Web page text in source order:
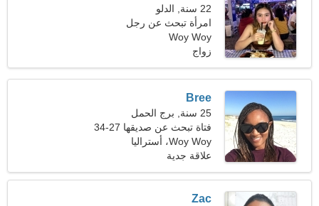
22 سنة, الدلو
امرأة تبحث عن رجل
Woy Woy
زواج
Bree
25 سنة, برج الحمل
فتاة تبحث عن صديقها 27-34
Woy Woy، أستراليا
علاقة جدية
Zac